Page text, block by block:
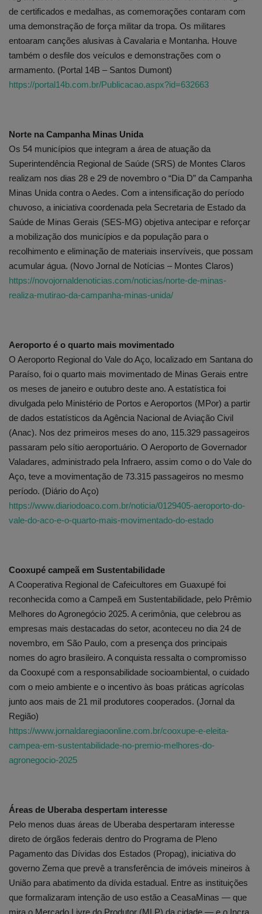
de certificados e medalhas, as comemorações contaram com
uma demonstração de força militar da tropa. Os militares
entoaram canções alusivas à Cavalaria e Montanha. Houve
também o desfile dos veículos e demonstrações com o
armamento. (Portal 14B – Santos Dumont)
https://portal14b.com.br/Publicacao.aspx?id=632663
Norte na Campanha Minas Unida
Os 54 municípios que integram a área de atuação da
Superintendência Regional de Saúde (SRS) de Montes Claros
realizam nos dias 28 e 29 de novembro o “Dia D” da Campanha
Minas Unida contra o Aedes. Com a intensificação do período
chuvoso, a iniciativa coordenada pela Secretaria de Estado da
Saúde de Minas Gerais (SES-MG) objetiva antecipar e reforçar
a mobilização dos municípios e da população para o
recolhimento e eliminação de materiais inservíveis, que possam
acumular água. (Novo Jornal de Notícias – Montes Claros)
https://novojornaldenoticias.com/noticias/norte-de-minas-
realiza-mutirao-da-campanha-minas-unida/
Aeroporto é o quarto mais movimentado
O Aeroporto Regional do Vale do Aço, localizado em Santana do
Paraíso, foi o quarto mais movimentado de Minas Gerais entre
os meses de janeiro e outubro deste ano. A estatística foi
divulgada pelo Ministério de Portos e Aeroportos (MPor) a partir
de dados estatísticos da Agência Nacional de Aviação Civil
(Anac). Nos dez primeiros meses do ano, 115.329 passageiros
passaram pelo sítio aeroportuário. O Aeroporto de Governador
Valadares, administrado pela Infraero, assim como o do Vale do
Aço, teve a movimentação de 73.315 passageiros no mesmo
período. (Diário do Aço)
https://www.diariodoaco.com.br/noticia/0129405-aeroporto-do-
vale-do-aco-e-o-quarto-mais-movimentado-do-estado
Cooxupé campeã em Sustentabilidade
A Cooperativa Regional de Cafeicultores em Guaxupé foi
reconhecida como a Campeã em Sustentabilidade, pelo Prêmio
Melhores do Agronegócio 2025. A cerimônia, que celebrou as
empresas mais destacadas do setor, aconteceu no dia 24 de
novembro, em São Paulo, com a presença dos principais
nomes do agro brasileiro. A conquista ressalta o compromisso
da Cooxupé com a responsabilidade socioambiental, o cuidado
com o meio ambiente e o incentivo às boas práticas agrícolas
junto aos mais de 21 mil produtores cooperados. (Jornal da
Região)
https://www.jornaldaregiaoonline.com.br/cooxupe-e-eleita-
campea-em-sustentabilidade-no-premio-melhores-do-
agronegocio-2025
Áreas de Uberaba despertam interesse
Pelo menos duas áreas de Uberaba despertaram interesse
direto de órgãos federais dentro do Programa de Pleno
Pagamento das Dívidas dos Estados (Propag), iniciativa do
governo Zema que prevê a transferência de imóveis mineiros à
União para abatimento da dívida estadual. Entre as instituições
que formalizaram intenção de uso estão a CeasaMinas — que
mira o Mercado Livre do Produtor (MLP) da cidade — e o Incra,